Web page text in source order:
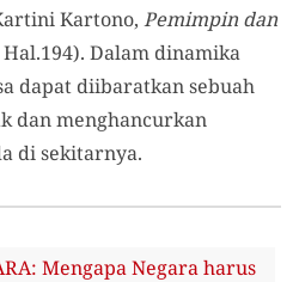
Kartono, Pemimpin dan
Hal.194). Dalam dinamika
dapat diibaratkan sebuah
dan menghancurkan
di sekitarnya.
Mengapa Negara harus